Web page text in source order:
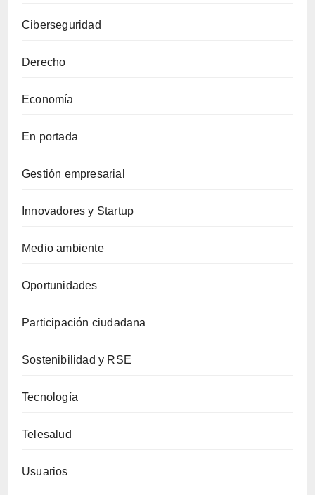
Ciberseguridad
Derecho
Economía
En portada
Gestión empresarial
Innovadores y Startup
Medio ambiente
Oportunidades
Participación ciudadana
Sostenibilidad y RSE
Tecnología
Telesalud
Usuarios